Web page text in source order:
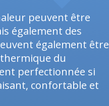
peuvent être
également des
également être
du
perfectionnée si
confortable et